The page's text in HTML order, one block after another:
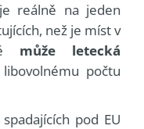
reálně na jeden
než je míst v
může letecká
libovolnému počtu
pod EU